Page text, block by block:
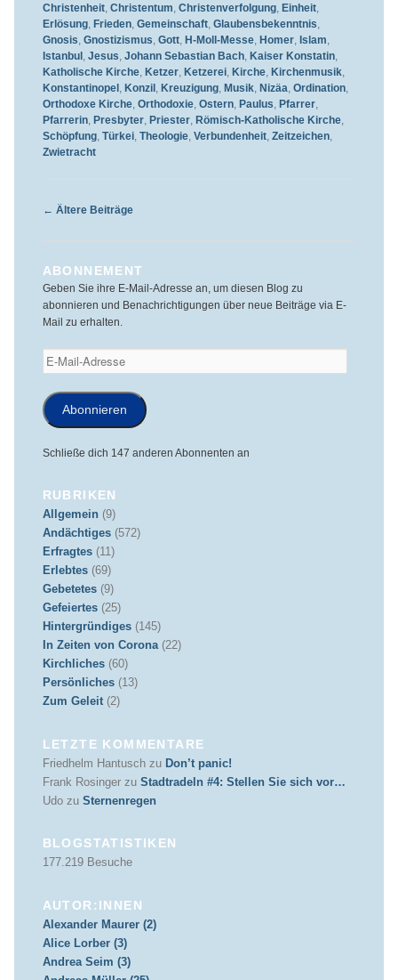
Christenheit, Christentum, Christenverfolgung, Einheit,
Erlösung, Frieden, Gemeinschaft, Glaubensbekenntnis,
Gnosis, Gnostizismus, Gott, H-Moll-Messe, Homer, Islam,
Istanbul , Jesus, Johann Sebastian Bach, Kaiser Konstatin,
Katholische Kirche, Ketzer, Ketzerei, Kirche, Kirchenmusik,
Konstantinopel , Konzil , Kreuzigung, Musik, Nizäa, Ordination,
Orthodoxe Kirche, Orthodoxie, Ostern, Paulus, Pfarrer,
Pfarrerin, Presbyter, Priester, Römisch-Katholische Kirche,
Schöpfung, Türkei, Theologie, Verbundenheit, Zeitzeichen,
Zwietracht
Beitragsnavigation
← Ältere Beiträge
ABONNEMENT
Geben Sie ihre E-Mail-Adresse an, um diesen Blog zu
abonnieren und Benachrichtigungen über neue Beiträge via E-
Mail zu erhalten.
E-
Mail-
Adresse
Abonnieren
Schließe dich 147 anderen Abonnenten an
RUBRIKEN
Allgemein (9)
Andächtiges(572)
Erfragtes(11)
Erlebtes(69)
Gebetetes(9)
Gefeiertes(25)
Hintergründiges(145)
In Zeiten von Corona(22)
Kirchliches(60)
Persönliches(13)
Zum Geleit(2)
LETZTE KOMMENTARE
Friedhelm Hantuschzu Don’t panic!
Frank Rosingerzu Stadtradeln #4: Stellen Sie sich vor…
Udozu Sternenregen
BLOGSTATISTIKEN
177.219 Besuche
AUTOR:INNEN
Alexander Maurer (2)
Alice Lorber (3)
Andrea Seim (3)